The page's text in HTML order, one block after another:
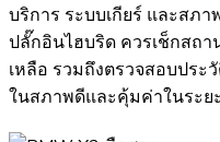
บริการ ระบบเกียร์ และสภา
ปลั๊กอินไฮบริด ควรเช็กสถา
เหลือ รวมถึงตรวจสอบประ
ในสภาพดีและคุ้มค่าในระย